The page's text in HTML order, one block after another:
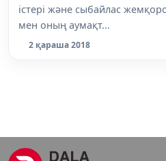
істері және сыбайлас
мен оның аумақт...
2 қараша 2018